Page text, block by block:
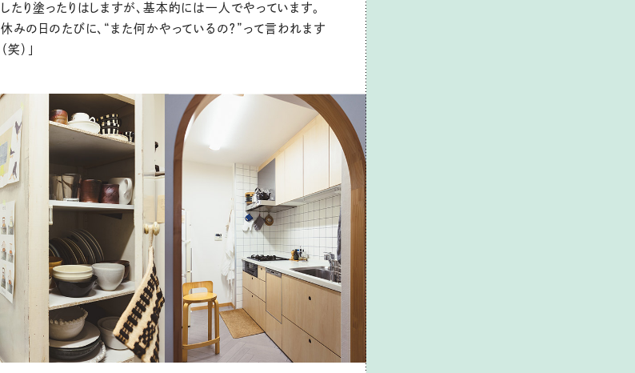
したり塗ったりはしますが、基本的には一人でやっています。
休みの日のたびに、“また何かやっているの？”って言われます
（笑）」